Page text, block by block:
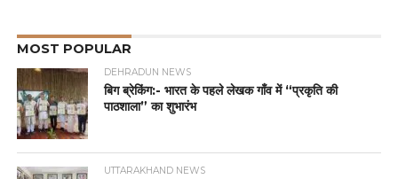
MOST POPULAR
DEHRADUN NEWS
बिग ब्रेकिंग:- भारत के पहले लेखक गाँव में “प्रकृति की
पाठशाला” का शुभारंभ
UTTARAKHAND NEWS